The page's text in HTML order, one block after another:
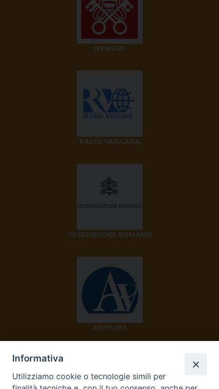
NEWS.VA
RADIO VATICANA
OSSERVATORE ROMANO
AVVENIRE
Informativa
Utilizziamo cookie o tecnologie simili per